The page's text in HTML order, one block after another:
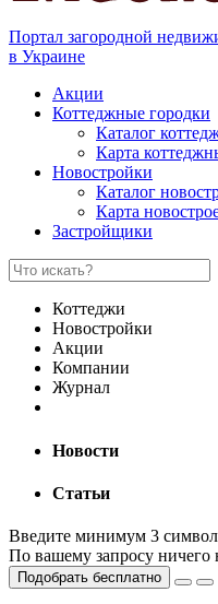
Портал загородной
в Украине
Акции
Коттеджные городки
Каталог
Карта
Новостройки
Каталог
Карта
Застройщики
Коттеджи
Новостройки
Акции
Компании
Журнал
Новости
Статьи
Введите минимум 3
По вашему запросу ничего
Подобрать бесплатно